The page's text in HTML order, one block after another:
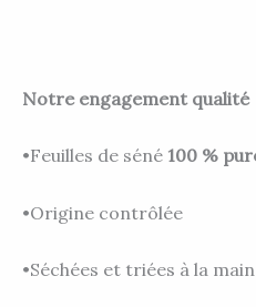
Notre engagement qualité
•Feuilles de séné 100 %
•Origine contrôlée
•Séchées et triées à la main